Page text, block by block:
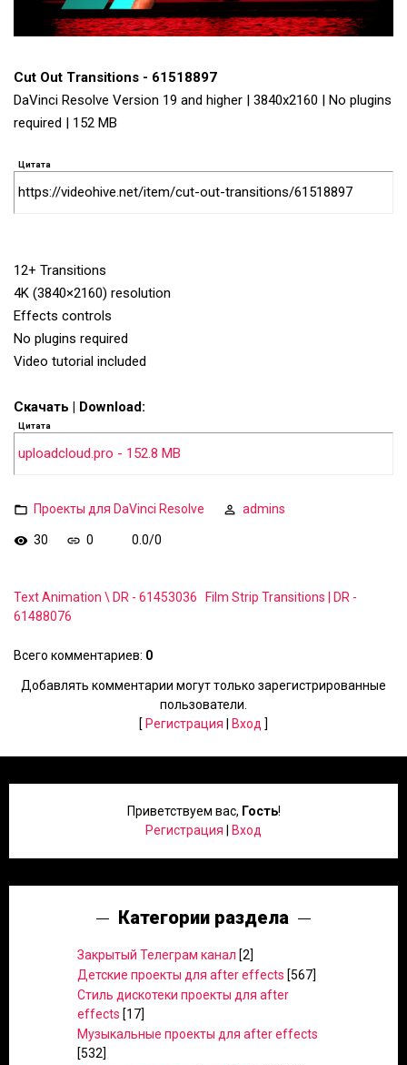
Cut Out Transitions - 61518897
DaVinci Resolve Version 19 and higher | 3840x2160 | No plugins
required | 152 MB
Цитата
https://videohive.net/item/cut-out-transitions/61518897
12+ Transitions
4K (3840×2160) resolution
Effects controls
No plugins required
Video tutorial included
Скачать | Download:
Цитата
uploadcloud.pro - 152.8 MB
Проекты для DaVinci Resolve admins
30 0 0.0/0
Text Animation \ DR - 61453036
Film Strip Transitions | DR -
61488076
Всего комментариев: 0
Добавлять комментарии могут только зарегистрированные
пользователи.
[ Регистрация Вход ]
Приветствуем вас, Гость!
Регистрация
Вход
Категории раздела
Закрытый Телеграм канал [2]
Детские проекты для after effects [567]
Стиль дискотеки проекты для after
effects [17]
Музыкальные проекты для after effects
[532]